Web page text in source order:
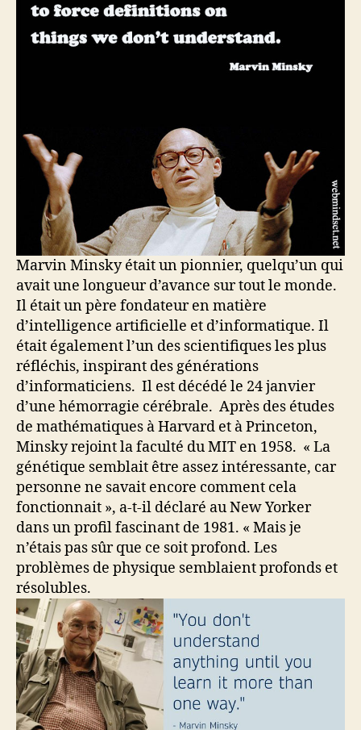
Marvin Minsky était un pionnier, quelqu’un qui
avait une longueur d’avance sur tout le monde.
Il était un père fondateur en matière
d’intelligence artificielle et d’informatique. Il
était également l’un des scientifiques les plus
réfléchis, inspirant des générations
d’informaticiens. Il est décédé le 24 janvier
d’une hémorragie cérébrale. Après des études
de mathématiques à Harvard et à Princeton,
Minsky rejoint la faculté du MIT en 1958. « La
génétique semblait être assez intéressante, car
personne ne savait encore comment cela
fonctionnait », a-t-il déclaré au New Yorker
dans un profil fascinant de 1981. « Mais je
n’étais pas sûr que ce soit profond. Les
problèmes de physique semblaient profonds et
résolubles.